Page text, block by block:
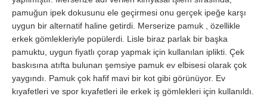
pamuğun ipek dokusunu ele geçirmesi onu gerçek ipeğe karşı
uygun bir alternatif haline getirdi. Merserize pamuk , özellikle
erkek gömlekleriyle popülerdi. Lisle biraz parlak bir başka
pamuktu, uygun fiyatlı çorap yapmak için kullanılan iplikti. Çek
baskısına atıfta bulunan şemsiye pamuk ev elbisesi olarak çok
yaygındı. Pamuk çok hafif mavi bir kot gibi görünüyor. Ev
kıyafetleri ve spor kıyafetleri ile erkek iş gömlekleri için kullanıldı.